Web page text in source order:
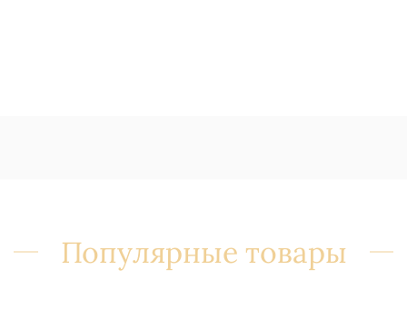
Популярные товары